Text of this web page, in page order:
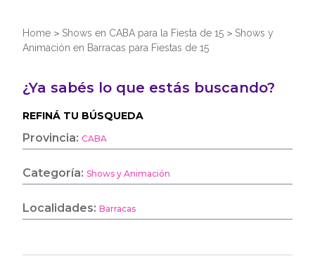
Home > Shows en CABA para la Fiesta de 15 > Shows y
Animación en Barracas para Fiestas de 15
¿Ya sabés lo que estás buscando?
REFINÁ TU BÚSQUEDA
Provincia:CABA
Categoría:Shows y Animación
Localidades:Barracas